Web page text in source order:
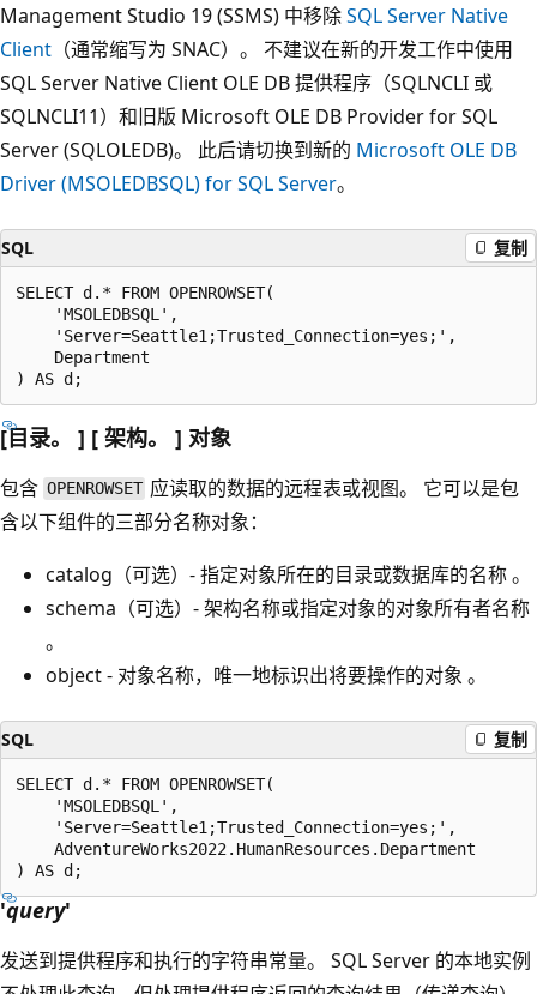
Management Studio 19 (SSMS) 中移除SQL Server Native
Client （通常缩写为 SNAC）。 不建议在新的开发工作中使用
SQL Server Native Client OLE DB 提供程序（SQLNCLI 或
SQLNCLI11）和旧版 Microsoft OLE DB Provider for SQL
Server (SQLOLEDB)。 此后请切换到新的 Microsoft OLE DB
Driver (MSOLEDBSQL) for SQL Server。
SQL 复制
SELECT d.* FROM OPENROWSET(
    'MSOLEDBSQL',
    'Server=Seattle1;Trusted_Connection=yes;',
    Department
[目录。 ] [ 架构。 ] 对象
包含 OPENROWSET 应读取的数据的远程表或视图。 它可以是包
含以下组件的三部分名称对象：
catalog（可选）- 指定对象所在的目录或数据库的名称 。
schema（可选）- 架构名称或指定对象的对象所有者名称
。
object - 对象名称，唯一地标识出将要操作的对象 。
SQL 复制
SELECT d.* FROM OPENROWSET(
    'MSOLEDBSQL',
    'Server=Seattle1;Trusted_Connection=yes;',
    AdventureWorks2022.HumanResources.Department
'query'
发送到提供程序和执行的字符串常量。 SQL Server 的本地实例